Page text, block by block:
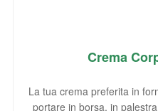
Crema
La tua crema preferita in
portare in borsa, in